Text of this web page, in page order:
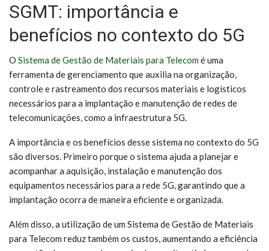
SGMT: importância e
benefícios no contexto do 5G
O Sistema de Gestão de Materiais para Telecom é uma
ferramenta de gerenciamento que auxilia na organização,
controle e rastreamento dos recursos materiais e logísticos
necessários para a implantação e manutenção de redes de
telecomunicações, como a infraestrutura 5G.
A importância e os benefícios desse sistema no contexto do 5G
são diversos. Primeiro porque o sistema ajuda a planejar e
acompanhar a aquisição, instalação e manutenção dos
equipamentos necessários para a rede 5G, garantindo que a
implantação ocorra de maneira eficiente e organizada.
Além disso, a utilização de um Sistema de Gestão de Materiais
para Telecom reduz também os custos, aumentando a eficiência